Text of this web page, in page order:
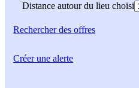
Distance autour du lieu choisi
Rechercherdes offres
Créer une alerte